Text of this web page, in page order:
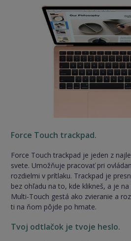
Force Touch trackpad​.
Force Touch trackpad je jeden z
svete. Umožňuje pracovať pri
rozdielmi v prítlaku. Trackpad je
bez ohľadu na to, kde klikneš, a je
Multi-Touch gestá ako zvieranie a
ti na ňom pôjde po hmate.
Tvoj odtlačok je tvoje heslo.